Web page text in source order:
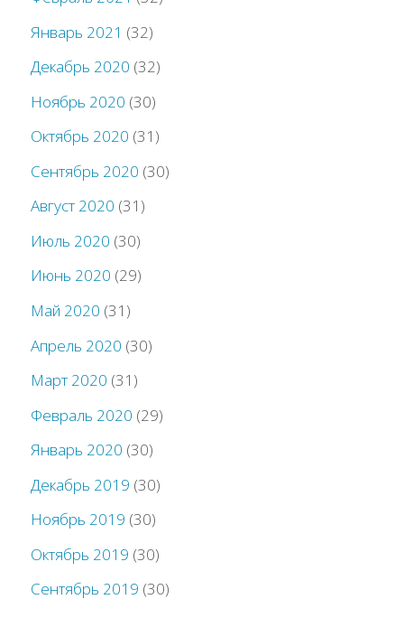
Январь 2021 (32)
Декабрь 2020 (32)
Ноябрь 2020 (30)
Октябрь 2020 (31)
Сентябрь 2020 (30)
Август 2020 (31)
Июль 2020 (30)
Июнь 2020 (29)
Май 2020 (31)
Апрель 2020 (30)
Март 2020 (31)
Февраль 2020 (29)
Январь 2020 (30)
Декабрь 2019 (30)
Ноябрь 2019 (30)
Октябрь 2019 (30)
Сентябрь 2019 (30)